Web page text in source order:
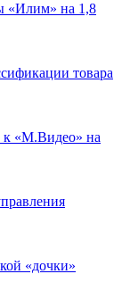
«Илим» на 1,8
товара
к «М.Видео» на
«дочки»